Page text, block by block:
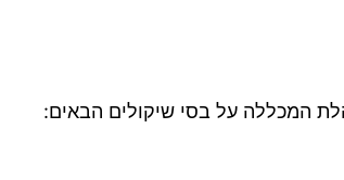
המכללה על בסי שיקולים הבאים: